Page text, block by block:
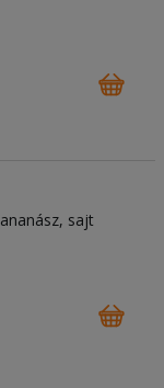
ananász sajt